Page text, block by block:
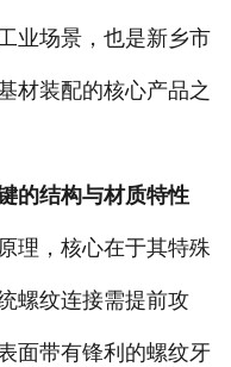
业场景，也是新乡市
材装配的核心产品之
的结构与材质特性
理，核心在于其特殊
螺纹连接需提前攻
面带有锋利的螺纹牙